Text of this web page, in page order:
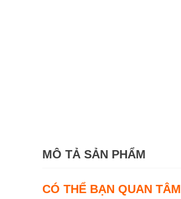
MÔ TẢ SẢN PHẨM
CÓ THỂ BẠN QUAN TÂM